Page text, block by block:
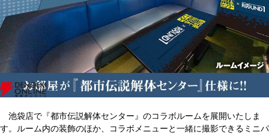
池袋店で『都市伝説解体センター』のコラボルームを展開いたしま
す。ルーム内の装飾のほか、コラボメニューと一緒に撮影できるミニパ